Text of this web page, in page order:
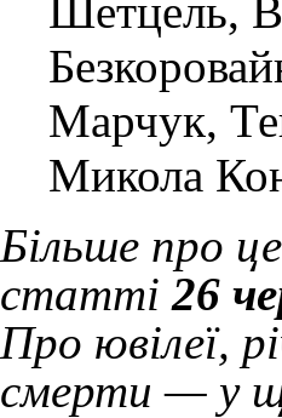
Шетцель,
Марчук,
Микола
Більше про
статті26
Про ювілеї,
смерти — у